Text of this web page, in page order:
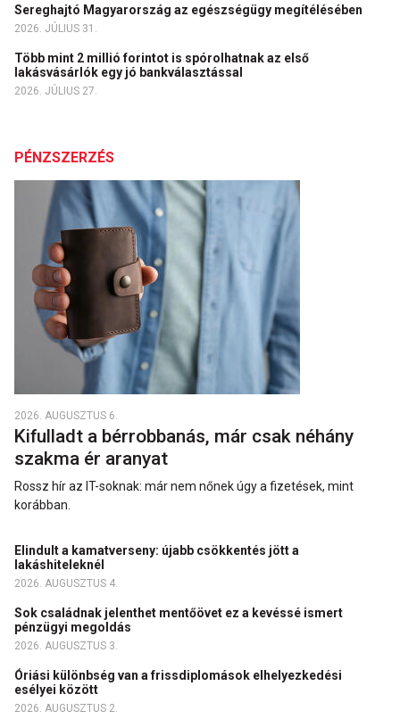
Sereghajtó Magyarország az egészségügy megítélésében
2026. JÚLIUS 31.
Több mint 2 millió forintot is spórolhatnak az első
lakásvásárlók egy jó bankválasztással
2026. JÚLIUS 27.
PÉNZSZERZÉS
2026. AUGUSZTUS 6.
Kifulladt a bérrobbanás, már csak néhány
szakma ér aranyat
Rossz hír az IT-soknak: már nem nőnek úgy a fizetések, mint
korábban.
Elindult a kamatverseny: újabb csökkentés jött a
lakáshiteleknél
2026. AUGUSZTUS 4.
Sok családnak jelenthet mentőövet ez a kevéssé ismert
pénzügyi megoldás
2026. AUGUSZTUS 3.
Óriási különbség van a frissdiplomások elhelyezkedési
esélyei között
2026. AUGUSZTUS 2.